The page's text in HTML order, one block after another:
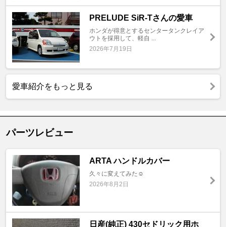
PRELUDE SiR-Tさんの愛車
ホンダが得意とするセンタータンクレイア
ウトを採用して、軽自 ...
2026年7月19日
愛車紹介をもっと見る
パーツレビュー
ARTA ハンドルカバー
久々に変えてみた☺️
2026年8月2日
日産(純正) 430セドリック用ホ